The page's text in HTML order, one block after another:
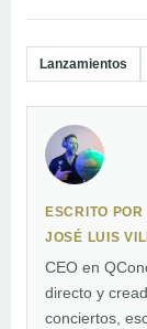
Lanzamientos
ESCRITO POR
JOSÉ LUIS
CEO en
directo y
conciertos,